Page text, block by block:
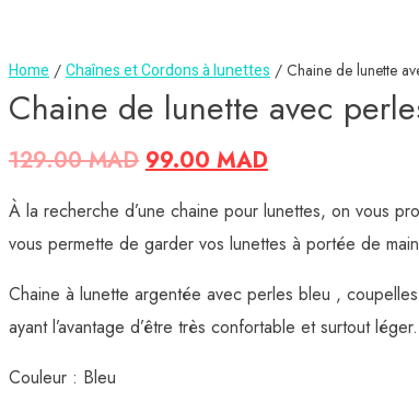
FRESHLOOK
FRESHVUE
HALLOWEEN
SOLEKO
DESIO
OBSESSION PARIS
SOLOTICA
LENTILLES TRANSPARENTES
LENTILLES SPHÉRIQUES
LENTILLES MULTIFOCALES
Home / Chaînes et Cordons à lunettes / Chaine de lunette
Chaine de lunette avec
129.00MAD 99.00MAD
À la recherche d’une chaine pour lunettes, on vous
vous permette de garder vos lunettes à portée de
Chaine à lunette argentée avec perles bleu ,
ayant l’avantage d’être très confortable et surtout léger.
Couleur : Bleu